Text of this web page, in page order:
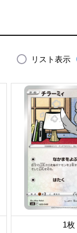
リスト表示
1枚